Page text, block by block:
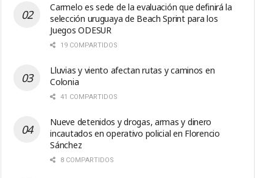
Carmelo es sede de la evaluación que definirá la
selección uruguaya de Beach Sprint para los
Juegos ODESUR
19 COMPARTIDOS
Lluvias y viento afectan rutas y caminos en
Colonia
41 COMPARTIDOS
Nueve detenidos y drogas, armas y dinero
incautados en operativo policial en Florencio
Sánchez
8 COMPARTIDOS